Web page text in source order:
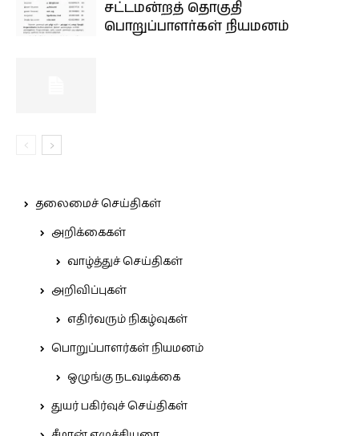
சட்டமன்றத் தொகுதி
பொறுப்பாளர்கள் நியமனம்
தலைமைச் செய்திகள்
அறிக்கைகள்
வாழ்த்துச் செய்திகள்
அறிவிப்புகள்
எதிர்வரும் நிகழ்வுகள்
பொறுப்பாளர்கள் நியமனம்
ஒழுங்கு நடவடிக்கை
துயர் பகிர்வுச் செய்திகள்